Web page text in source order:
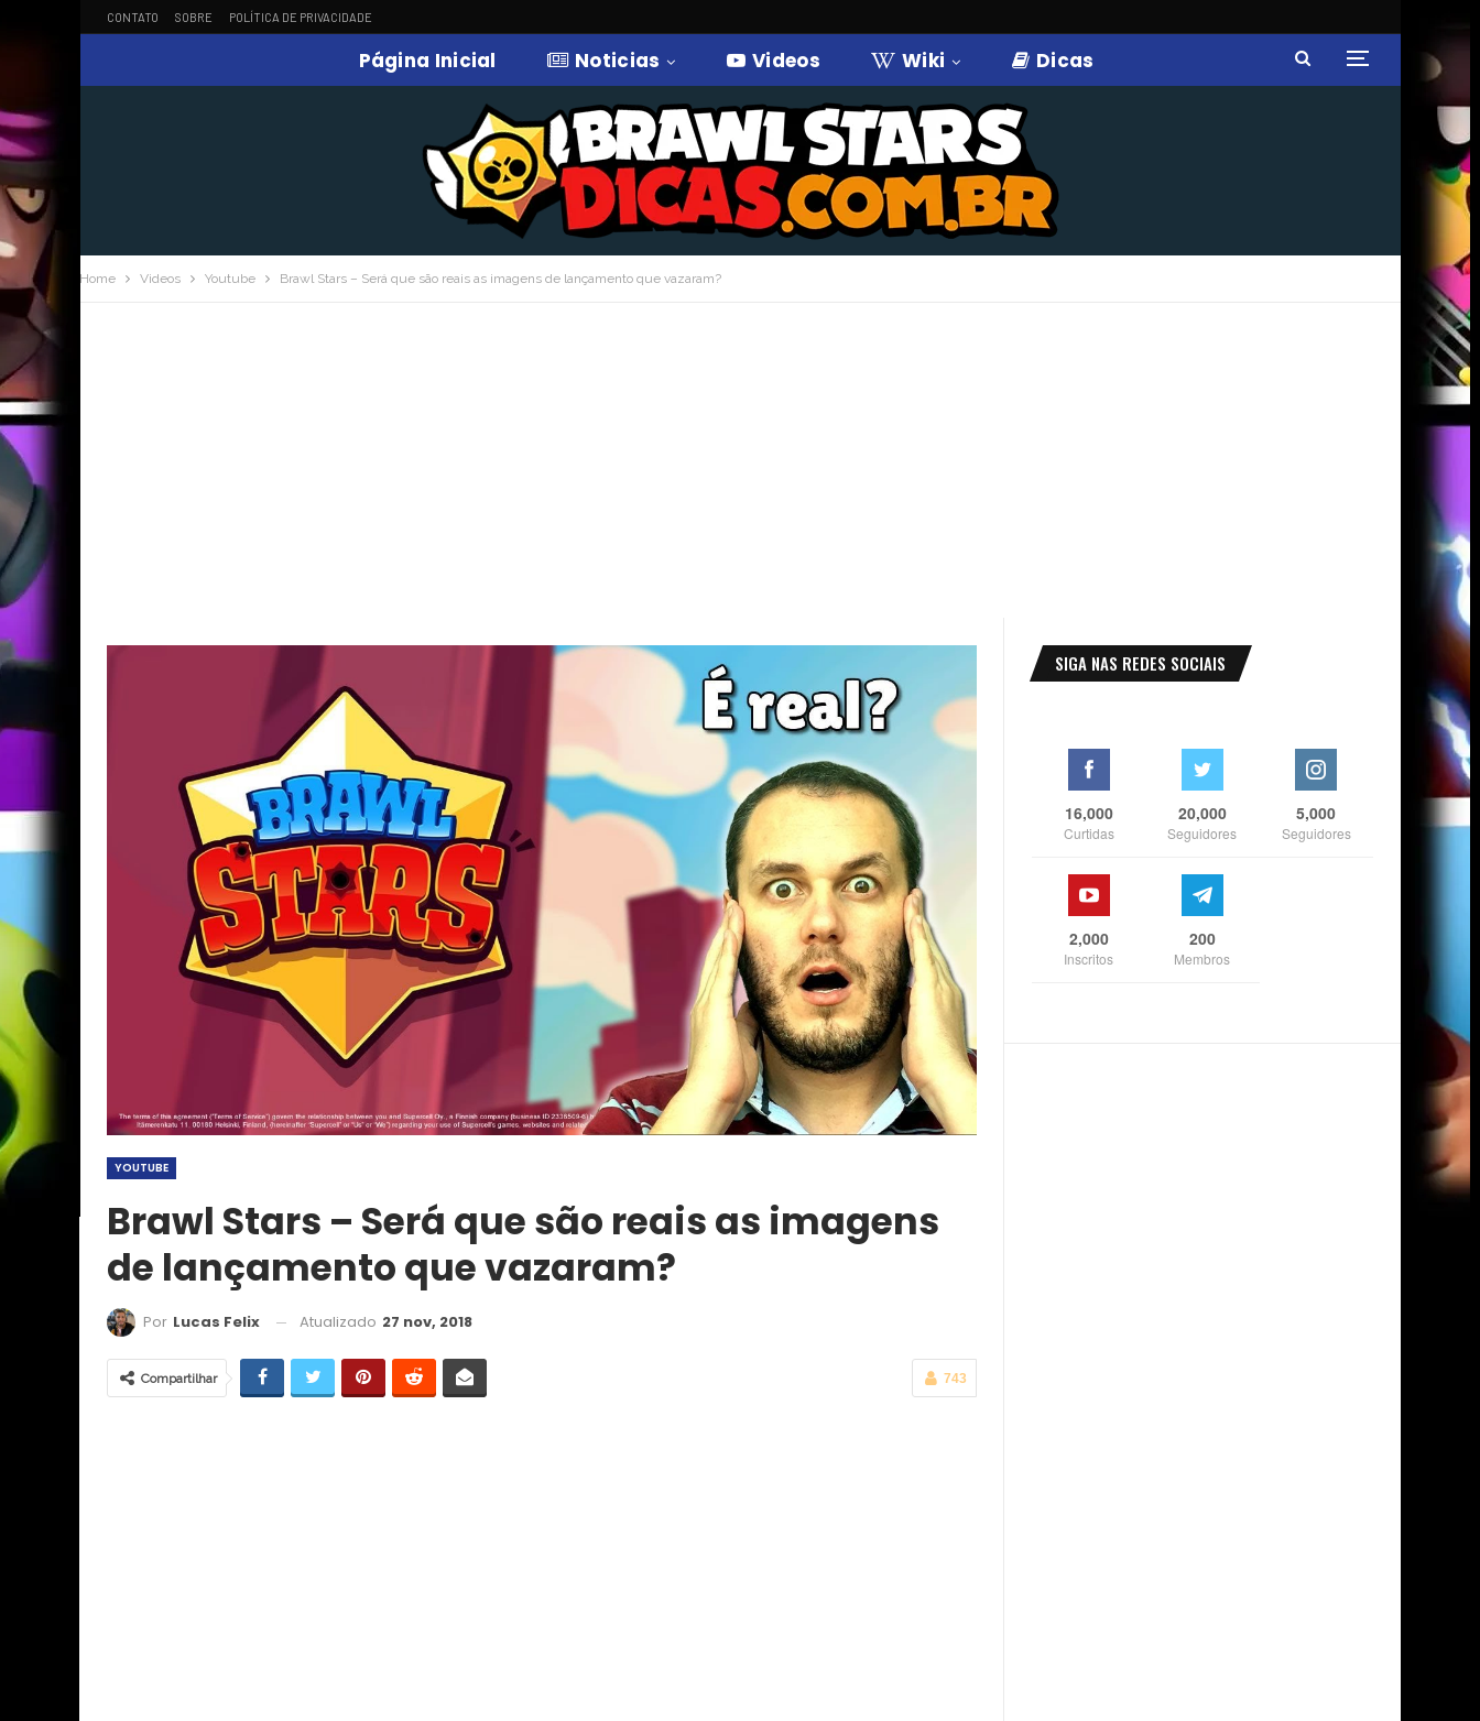
CONTATO SOBRE POLÍTICA DE PRIVACIDADE
Página Inicial Noticias Videos Wiki Dicas
Home Videos Youtube Brawl Stars – Será que são reais as imagens de lançamento que vazaram?
YOUTUBE
Brawl Stars – Será que são reais as imagens
de lançamento que vazaram?
Por Lucas Felix Atualizado 27 nov, 2018
743
Compartilhar
SIGA NAS REDES SOCIAIS
16,000
Curtidas
20,000
Seguidores
5,000
Seguidores
2,000
Inscritos
200
Membros